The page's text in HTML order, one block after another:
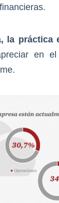
la práctica
en